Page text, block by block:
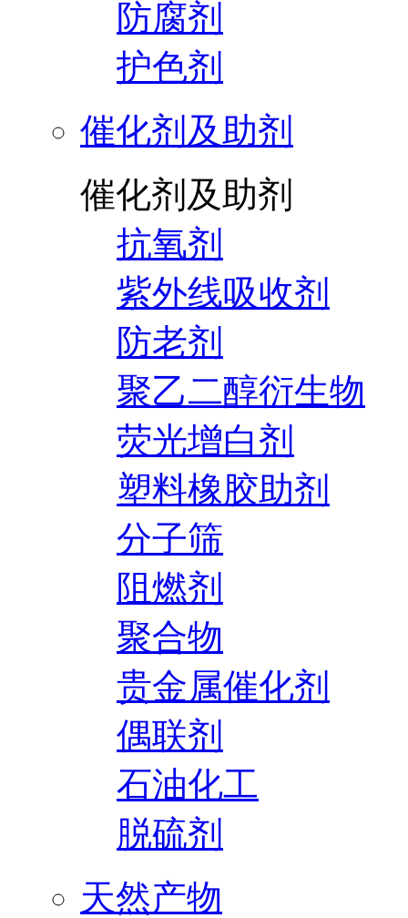
防腐剂
护色剂
催化剂及助剂
催化剂及助剂
抗氧剂
紫外线吸收剂
防老剂
聚乙二醇衍生物
荧光增白剂
塑料橡胶助剂
分子筛
阻燃剂
聚合物
贵金属催化剂
偶联剂
石油化工
脱硫剂
天然产物